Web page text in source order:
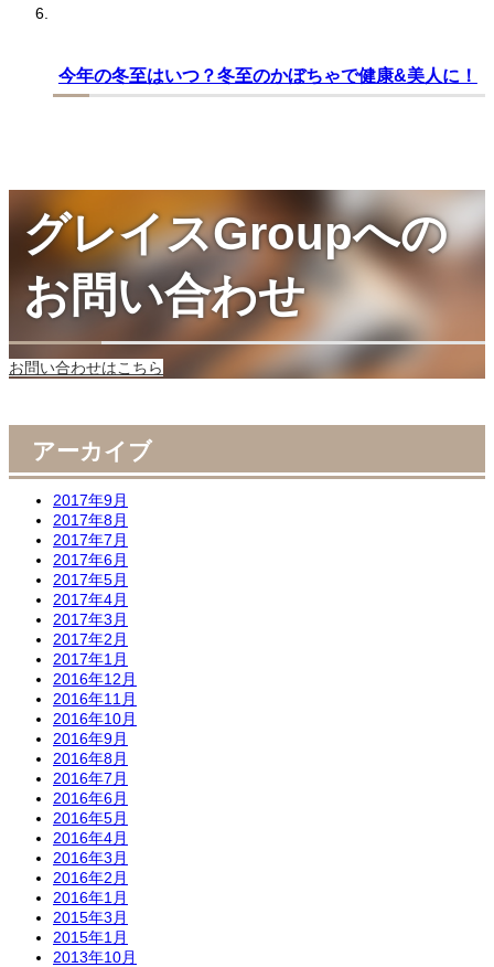
今年の冬至はいつ？冬至のかぼちゃで健康&美人に！
グレイスGroupへの
お問い合わせ
お問い合わせはこちら
アーカイブ
2017年9月
2017年8月
2017年7月
2017年6月
2017年5月
2017年4月
2017年3月
2017年2月
2017年1月
2016年12月
2016年11月
2016年10月
2016年9月
2016年8月
2016年7月
2016年6月
2016年5月
2016年4月
2016年3月
2016年2月
2016年1月
2015年3月
2015年1月
2013年10月